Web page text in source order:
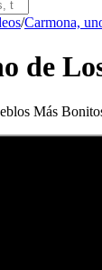
/Carmona,
de
Más